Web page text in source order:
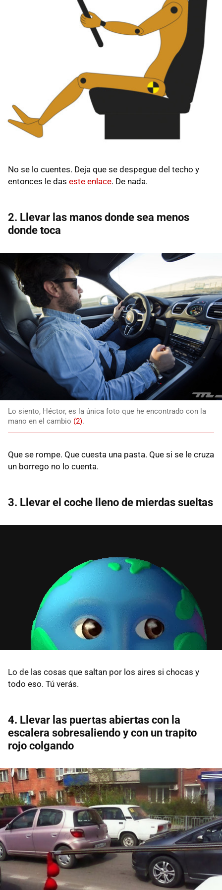
No se lo cuentes. Deja que se despegue del techo y
entonces le das este enlace. De nada.
2. Llevar las manos donde sea menos
donde toca
Lo siento, Héctor, es la única foto que he encontrado con la
mano en el cambio (2).
Que se rompe. Que cuesta una pasta. Que si se le cruza
un borrego no lo cuenta.
3. Llevar el coche lleno de mierdas sueltas
Lo de las cosas que saltan por los aires si chocas y
todo eso. Tú verás.
4. Llevar las puertas abiertas con la
escalera sobresaliendo y con un trapito
rojo colgando